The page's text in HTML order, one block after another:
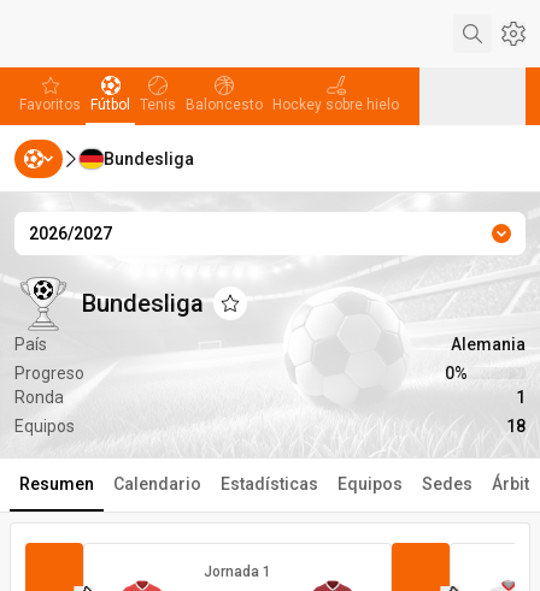
favorites
Favoritos Fútbol
Fútbol Tenis
Tenis Baloncesto
Baloncesto Hockey sobre hielo
Hockey sobre hielo
Béisbol
Béisbol Balonmano
Balonmano
Bundesliga
2026/2027
Bundesliga
BundesligaBundesliga
Añadir a favoritos
País
Alemania
Progreso
0‏%
Ronda
1
Equipos
18
Resumen Calendario Estadísticas Equipos Sedes
Jornada 1